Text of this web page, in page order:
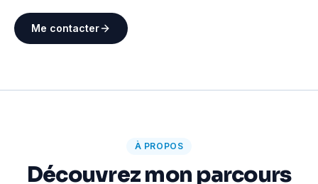
Me contacter
À PROPOS
Découvrez mon parcours